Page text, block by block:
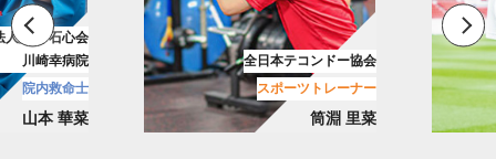
筒淵 里菜
ツトレーナー
コンドー協会
古池 翔吾
メディカルトレーナー
花園近鉄ライナーズ
リーグワン/ラグビーチーム